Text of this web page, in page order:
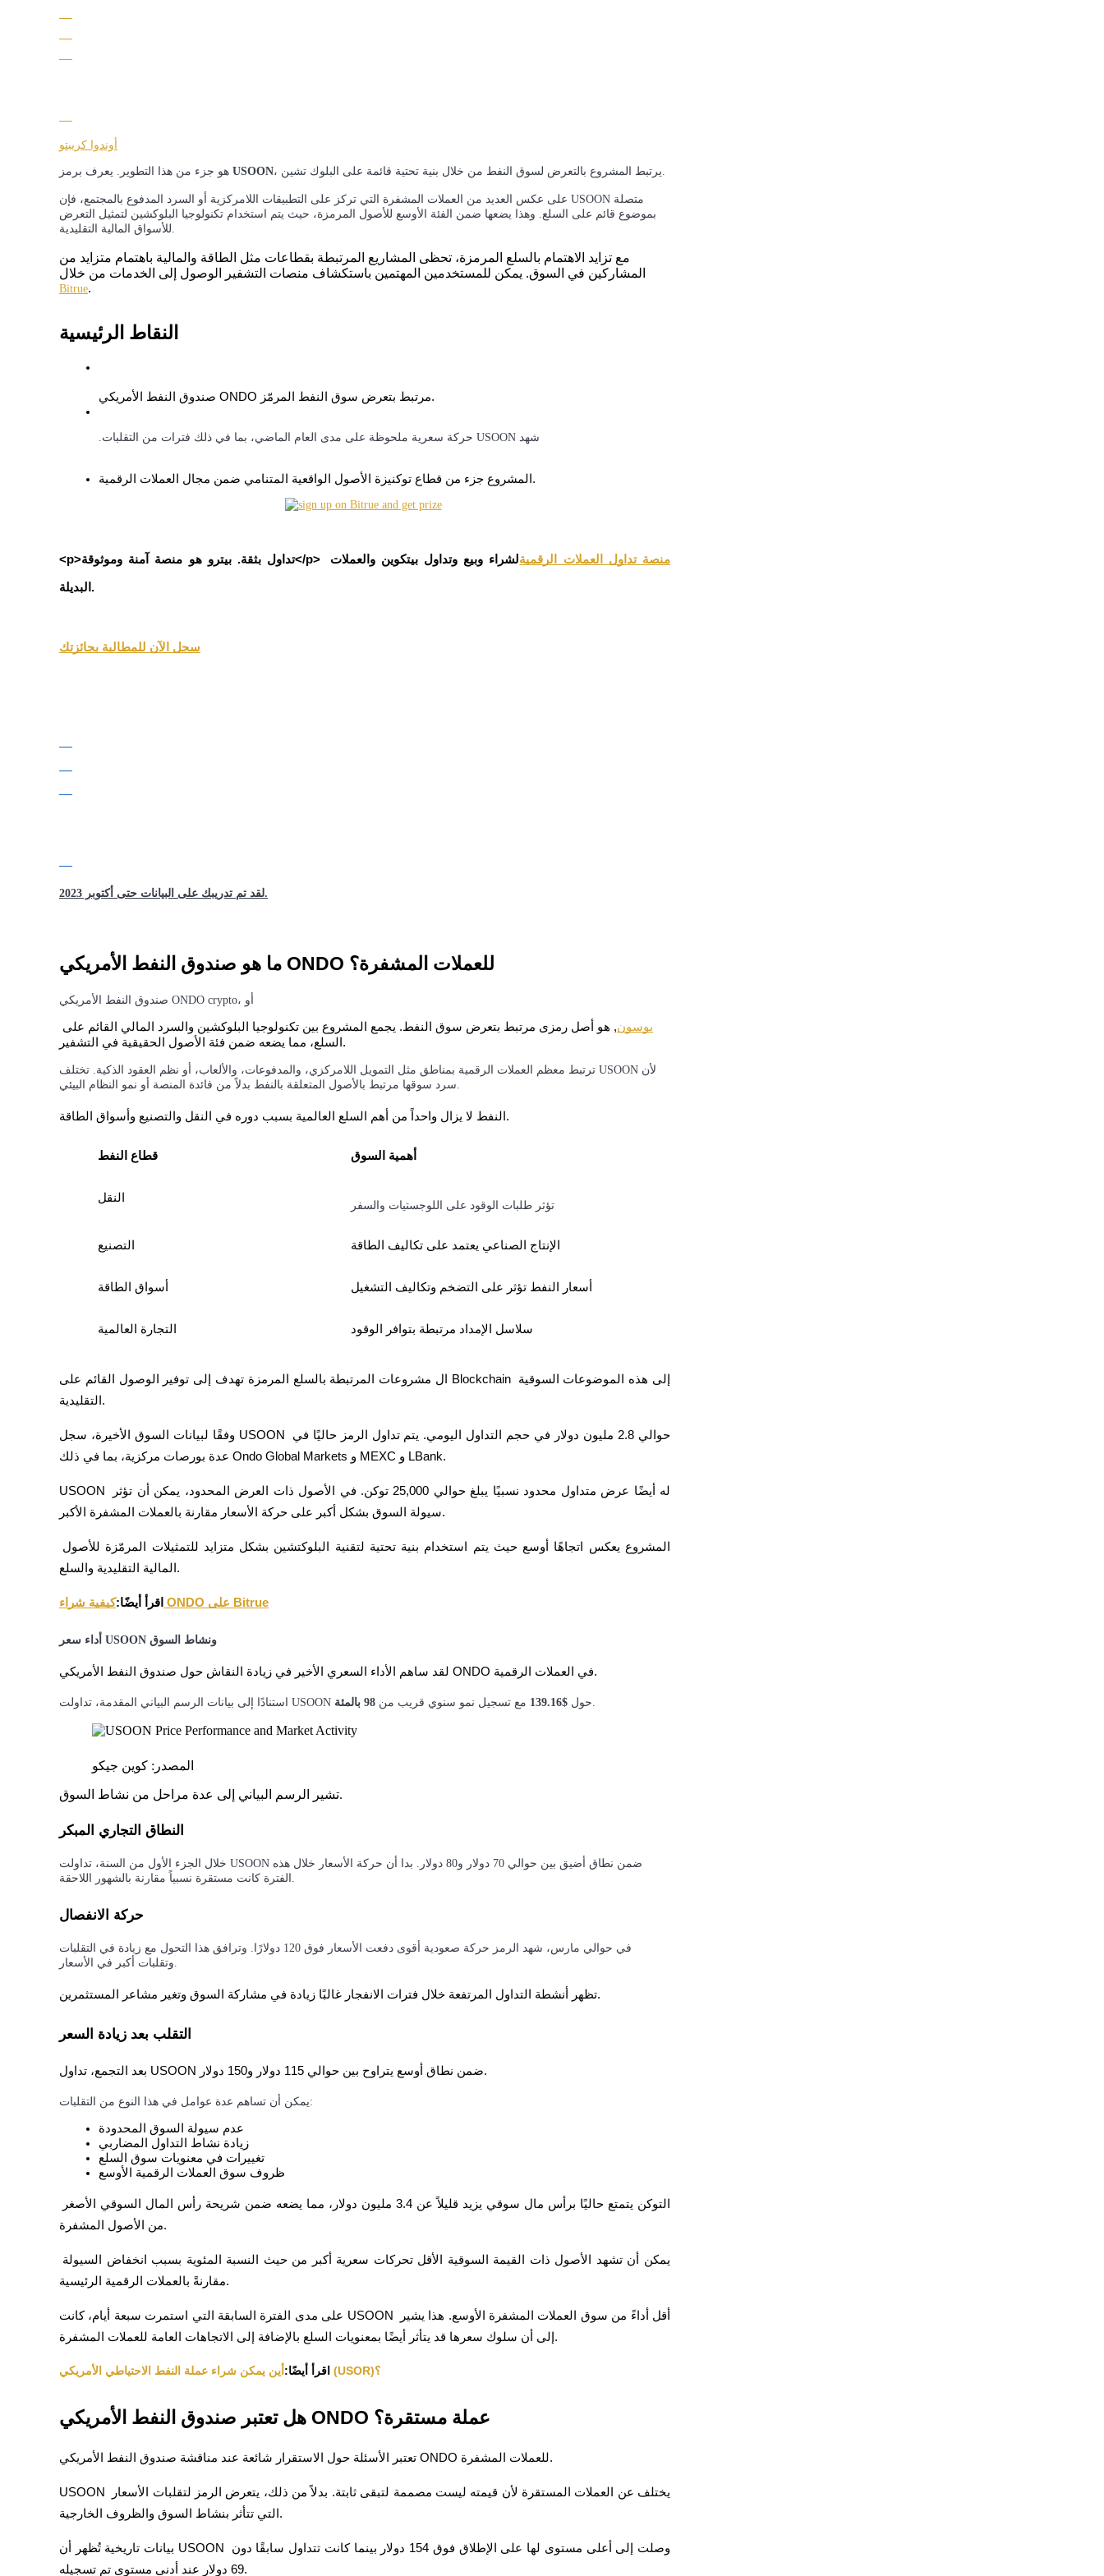
TradFi
مشتقات الأسهم والعملات الأجنبية والمعادن الثمينة والسلع
العقود الآجلة باستخدام USDC كضمان
نسخ التداول
انضم إلى أفضل المتداولين
استمتع بتقاسم الأرباح وعمولات نسخ التداول
معلومة
تعلم كيفية البقاء مربحة
احصل على مكافآت تنافسية يوميًا
عوائد عالية والوصول الفوري
عمليات احتجاز BTR
استثمارات حصرية لحاملي BTR
خدمة الاقتراض المدعومة بالعملات المشفرة
أوندوا كريبتو
USOON
على عكس العديد من العملات المشفرة التي تركز على التطبيقات اللامركزية أو السرد المدفوع بالمجتمع، فإن USOON متصلة
بموضوع قائم على السلع. وهذا يضعها ضمن الفئة الأوسع للأصول المرمزة، حيث يتم استخدام تكنولوجيا البلوكشين لتمثيل التعرض
مع تزايد الاهتمام بالسلع المرمزة، تحظى المشاريع المرتبطة بقطاعات مثل الطاقة والمالية باهتمام متزايد من
المشاركين في السوق. يمكن للمستخدمين المهتمين باستكشاف منصات التشفير الوصول إلى الخدمات من خلال
Bitrue.
النقاط الرئيسية
صندوق النفط الأمريكي ONDO مرتبط بتعرض سوق النفط المرمّز.
شهد USOON حركة سعرية ملحوظة على مدى العام الماضي، بما في ذلك فترات من التقلبات.
المشروع جزء من قطاع توكنيزة الأصول الواقعية المتنامي ضمن مجال العملات الرقمية.
<p>تداول بثقة. بيترو هو منصة آمنة وموثوقة</p> منصة تداول العملات الرقمية
البديلة.
سجل الآن للمطالبة بجائزتك
لقد تم تدريبك على البيانات حتى أكتوبر 2023.
ما هو صندوق النفط الأمريكي ONDO للعملات المشفرة؟
صندوق النفط الأمريكي ONDO crypto، أو
يوسون
السلع، مما يضعه ضمن فئة الأصول الحقيقية في التشفير.
ترتبط معظم العملات الرقمية بمناطق مثل التمويل اللامركزي، والمدفوعات، والألعاب، أو نظم العقود الذكية. تختلف USOON لأن
النفط لا يزال واحداً من أهم السلع العالمية بسبب دوره في النقل والتصنيع وأسواق الطاقة.
قطاع النفط أهمية السوق
النقل
تؤثر طلبات الوقود على اللوجستيات والسفر
التصنيع الإنتاج الصناعي يعتمد على تكاليف الطاقة
أسواق الطاقة أسعار النفط تؤثر على التضخم وتكاليف التشغيل
التجارة العالمية سلاسل الإمداد مرتبطة بتوافر الوقود
ال مشروعات المرتبطة بالسلع المرمزة تهدف إلى توفير الوصول القائم على Blockchain إلى هذه الموضوعات السوقية
التقليدية.
وفقًا لبيانات السوق الأخيرة، سجل USOON حوالي 2.8 مليون دولار في حجم التداول اليومي. يتم تداول الرمز حاليًا في
عدة بورصات مركزية، بما في ذلك Ondo Global Markets و MEXC و LBank.
USOON له أيضًا عرض متداول محدود نسبيًا يبلغ حوالي 25,000 توكن. في الأصول ذات العرض المحدود، يمكن أن تؤثر
سيولة السوق بشكل أكبر على حركة الأسعار مقارنة بالعملات المشفرة الأكبر.
المالية التقليدية والسلع.
اقرأ أيضًا: كيفية شراء ONDO على Bitrue
أداء سعر USOON ونشاط السوق
لقد ساهم الأداء السعري الأخير في زيادة النقاش حول صندوق النفط الأمريكي ONDO في العملات الرقمية.
استنادًا إلى بيانات الرسم البياني المقدمة، تداولت USOON حول $139.16 مع تسجيل نمو سنوي قريب من 98 بالمئة
المصدر: كوين جيكو
تشير الرسم البياني إلى عدة مراحل من نشاط السوق.
النطاق التجاري المبكر
خلال الجزء الأول من السنة، تداولت USOON ضمن نطاق أضيق بين حوالي 70 دولار و80 دولار. بدا أن حركة الأسعار خلال هذه
الفترة كانت مستقرة نسبياً مقارنة بالشهور اللاحقة.
حركة الانفصال
في حوالي مارس، شهد الرمز حركة صعودية أقوى دفعت الأسعار فوق 120 دولارًا. وترافق هذا التحول مع زيادة في التقلبات
وتقلبات أكبر في الأسعار.
تظهر أنشطة التداول المرتفعة خلال فترات الانفجار غالبًا زيادة في مشاركة السوق وتغير مشاعر المستثمرين.
التقلب بعد زيادة السعر
بعد التجمع، تداول USOON ضمن نطاق أوسع يتراوح بين حوالي 115 دولار و150 دولار.
يمكن أن تساهم عدة عوامل في هذا النوع من التقلبات:
عدم سيولة السوق المحدودة
زيادة نشاط التداول المضاربي
تغييرات في معنويات سوق السلع
ظروف سوق العملات الرقمية الأوسع
من الأصول المشفرة.
مقارنةً بالعملات الرقمية الرئيسية.
على مدى الفترة السابقة التي استمرت سبعة أيام، كانت USOON أقل أداءً من سوق العملات المشفرة الأوسع. هذا يشير
إلى أن سلوك سعرها قد يتأثر أيضًا بمعنويات السلع بالإضافة إلى الاتجاهات العامة للعملات المشفرة.
اقرأ أيضًا: أين يمكن شراء عملة النفط الاحتياطي الأمريكي (USOR)؟
هل تعتبر صندوق النفط الأمريكي ONDO عملة مستقرة؟
تعتبر الأسئلة حول الاستقرار شائعة عند مناقشة صندوق النفط الأمريكي ONDO للعملات المشفرة.
USOON يختلف عن العملات المستقرة لأن قيمته ليست مصممة لتبقى ثابتة. بدلاً من ذلك، يتعرض الرمز لتقلبات الأسعار
التي تتأثر بنشاط السوق والظروف الخارجية.
بيانات تاريخية تُظهر أن USOON وصلت إلى أعلى مستوى لها على الإطلاق فوق 154 دولار بينما كانت تتداول سابقًا دون
69 دولار عند أدنى مستوى تم تسجيله.